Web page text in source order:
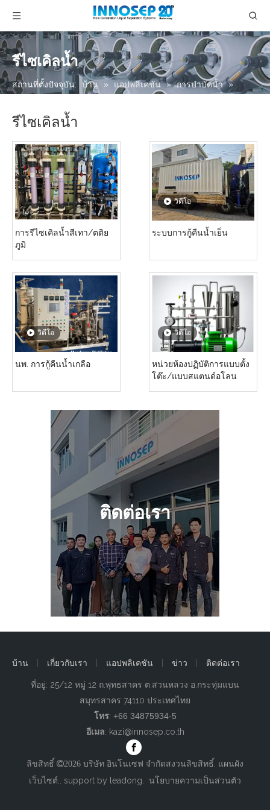
รีไซเคิลน้ำ
สถานที่ตั้งปัจจุบัน: บ้าน » แอปพลิเคชัน » การบำบัดน้ำ »
รีไซเคิลน้ำ
การรีไซเคิลน้ำสีเทา/ตติย
ภูมิ
วิดีโอ
ระบบการกู้คืนน้ำเย็น
วิดีโอ
นพ. การกู้คืนน้ำเกลือ
วิดีโอ
หน่วยห้องปฏิบัติการแบบตั้ง
โต๊ะ/แบบสแตนด์อโลน
ติดต่อเรา
บ้าน เกี่ยวกับเรา แอปพลิเคชัน ข่าว ติดต่อเรา
ที่อยู่: 25/12 หมู่ 12 ถ.พุทธสาคร ต.สวนหลวง อ.กระทุ่มแบน
สมุทรสาคร 74110 ประเทศไทย
โทร: +66 34875934-5
อีเมล: kazi@innosep.co.th
ลิขสิทธิ์ 2026 บริษัท อินโนเซฟ จำกัดสงวนลิขสิทธิ์. แผนผัง
เว็บไซต์.. support by leadong. นโยบายความเป็นส่วนตัว